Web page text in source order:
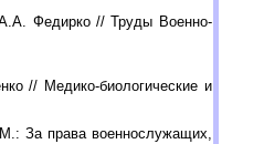
А.А. Федирко // Труды Военно-
// Медико-биологические и
За права военнослужащих,